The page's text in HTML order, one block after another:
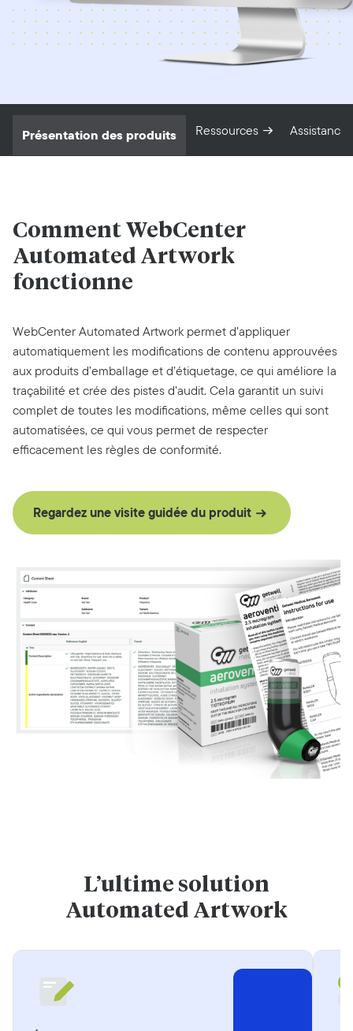
Présentation des produits Ressources Assistance
Comment WebCenter
Automated Artwork
fonctionne
WebCenter Automated Artwork permet d’appliquer
automatiquement les modifications de contenu approuvées
aux produits d’emballage et d’étiquetage, ce qui améliore la
traçabilité et crée des pistes d’audit. Cela garantit un suivi
complet de toutes les modifications, même celles qui sont
automatisées, ce qui vous permet de respecter
efficacement les règles de conformité.
Regardez une visite guidée du produit
L’ultime solution
Automated Artwork